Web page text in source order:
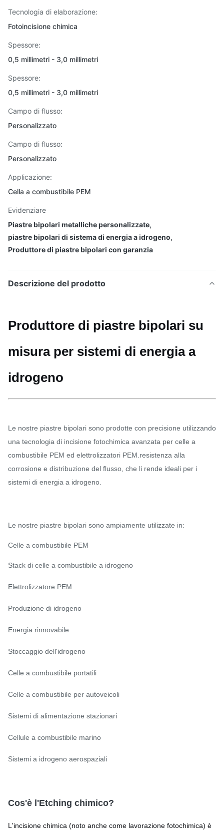
Tecnologia di elaborazione:
Fotoincisione chimica
Spessore:
0,5 millimetri - 3,0 millimetri
Spessore:
0,5 millimetri - 3,0 millimetri
Campo di flusso:
Personalizzato
Campo di flusso:
Personalizzato
Applicazione:
Cella a combustibile PEM
Evidenziare
Piastre bipolari metalliche personalizzate,
piastre bipolari di sistema di energia a idrogeno,
Produttore di piastre bipolari con garanzia
Descrizione del prodotto
Produttore di piastre bipolari su
misura per sistemi di energia a
idrogeno
Le nostre piastre bipolari sono prodotte con precisione utilizzando
una tecnologia di incisione fotochimica avanzata per celle a
combustibile PEM ed elettrolizzatori PEM.resistenza alla
corrosione e distribuzione del flusso, che li rende ideali per i
sistemi di energia a idrogeno.
Le nostre piastre bipolari sono ampiamente utilizzate in:
Celle a combustibile PEM
Stack di celle a combustibile a idrogeno
Elettrolizzatore PEM
Produzione di idrogeno
Energia rinnovabile
Stoccaggio dell'idrogeno
Celle a combustibile portatili
Celle a combustibile per autoveicoli
Sistemi di alimentazione stazionari
Cellule a combustibile marino
Sistemi a idrogeno aerospaziali
Cos'è l'Etching chimico?
L'incisione chimica (noto anche come lavorazione fotochimica) è